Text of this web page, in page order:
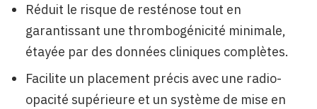
Réduit le risque de resténose tout en
garantissant une thrombogénicité minimale,
étayée par des données cliniques complètes.
Facilite un placement précis avec une radio-
opacité supérieure et un système de mise en